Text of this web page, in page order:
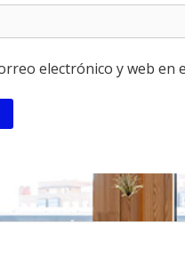
electrónico y web en